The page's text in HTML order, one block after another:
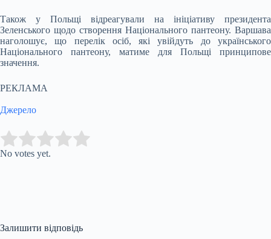
Також у Польщі відреагували на ініціативу президента
Зеленського щодо створення Національного пантеону. Варшава
наголошує, що перелік осіб, які увійдуть до українського
Національного пантеону, матиме для Польщі принципове
значення.
РЕКЛАМА
Джерело
Rate this item:
No votes yet.
Залишити відповідь